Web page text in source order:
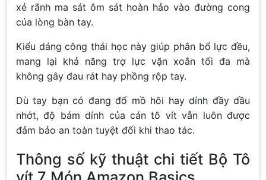
xẻ rãnh ma sát ôm sát hoàn hảo vào đường cong
của lòng bàn tay.
Kiểu dáng công thái học này giúp phân bổ lực đều,
mang lại khả năng trợ lực vặn xoắn tối đa mà
không gây đau rát hay phồng rộp tay.
Dù tay bạn có đang đổ mồ hôi hay dính đầy dầu
nhớt, độ bám dính của cán tô vít vẫn luôn được
đảm bảo an toàn tuyệt đối khi thao tác.
Thông số kỹ thuật chi tiết Bộ Tô